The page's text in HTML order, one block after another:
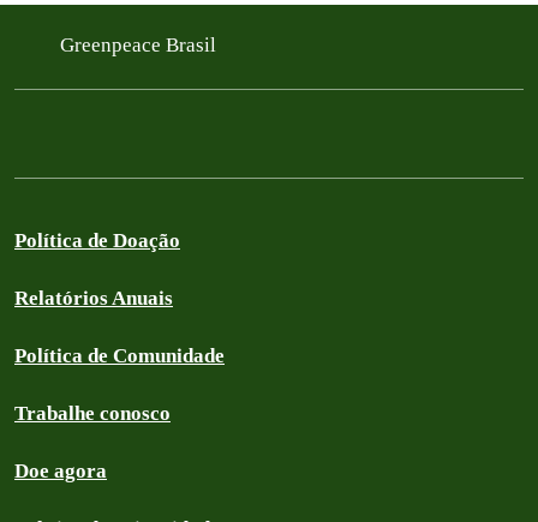
Greenpeace Brasil
Política de Doação
Relatórios Anuais
Política de Comunidade
Trabalhe conosco
Doe agora